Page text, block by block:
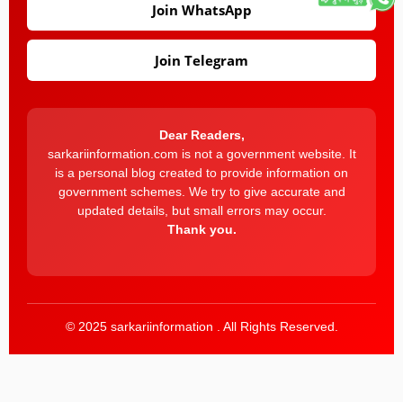
Join WhatsApp
Join Telegram
Dear Readers,
sarkariinformation.com is not a government website. It
is a personal blog created to provide information on
government schemes. We try to give accurate and
updated details, but small errors may occur.
Thank you.
© 2025 sarkariinformation . All Rights Reserved.